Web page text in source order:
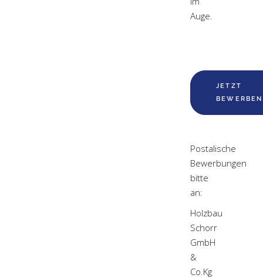
Auge.
JETZT
BEWERBEN
Postalische
Bewerbungen
bitte
an:
Holzbau
Schorr
GmbH
&
Co.Kg